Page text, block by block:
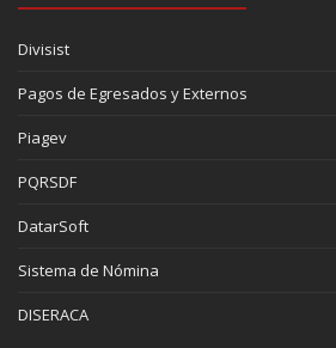
Divisist
Pagos de Egresados y Externos
Piagev
PQRSDF
DatarSoft
Sistema de Nómina
DISERACA